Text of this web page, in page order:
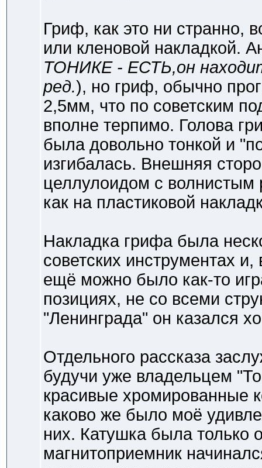
Гриф, как это ни странно,
или кленовой накладкой.
ТОНИКЕ - ЕСТЬ,он
ред.), но гриф, обычно
2,5мм, что по советским
вполне терпимо. Голова
была довольно тонкой и
изгибалась. Внешняя
целлулоидом с
как на пластиковой
Накладка грифа была
советских инструментах
ещё можно было как-то
позициях, не со всеми
"Ленинграда" он казался
Отдельного рассказа
будучи уже владельцем
красивые хромированные
каково же было моё
них. Катушка была только
магнитоприемник